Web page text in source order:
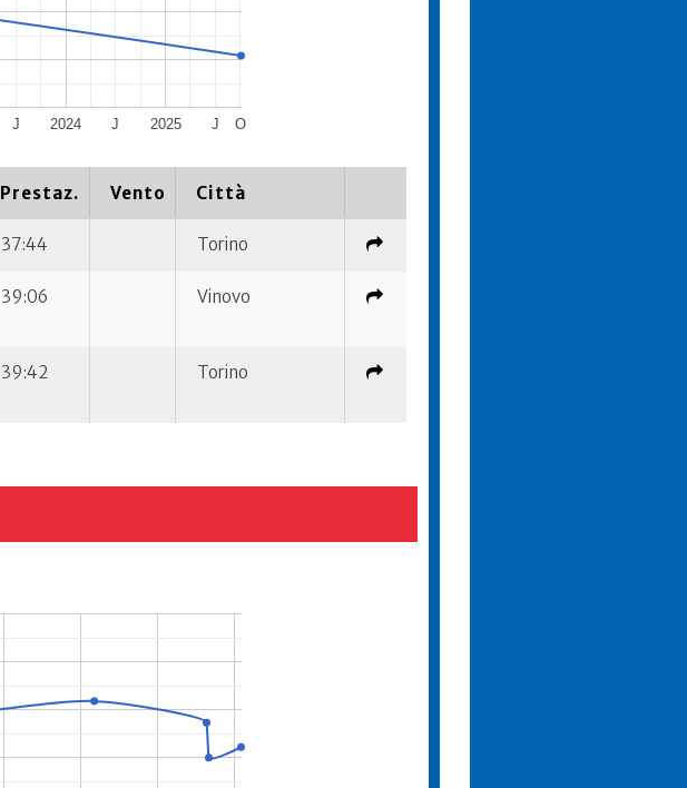
2024 2025
J J J O
Prestaz. Vento Città
37:44 Torino
39:06 Vinovo
39:42 Torino